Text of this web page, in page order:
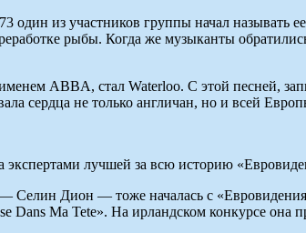
из участников группы начал называть
рыбы. Когда же музыканты
ABBA, стал Waterloo. С этой песней,
сердца не только англичан, но и всей
экспертами лучшей за всю историю
Дион — тоже началась с
Dans Ma Tete». На ирландском конкурсе она